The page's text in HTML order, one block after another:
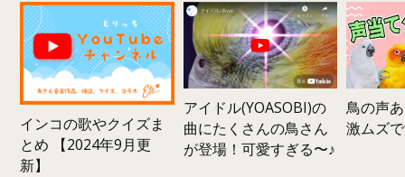
インコの歌やクイズま
とめ 【2024年9月更
新】
アイドル(YOASOBI)の
曲にたくさんの鳥さん
が登場！可愛すぎる〜♪
鳥の声
激ムズ